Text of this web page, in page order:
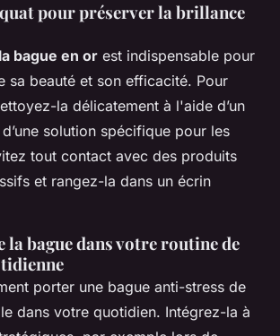
pour préserver la brillance
bague en or est indispensable pour
sa beauté et son efficacité. Pour
la délicatement à l'aide d’un
solution spécifique pour les
tout contact avec des produits
et rangez-la dans un écrin
bague dans votre routine de
porter une bague anti-stress de
dans votre quotidien. Intégrez-la à